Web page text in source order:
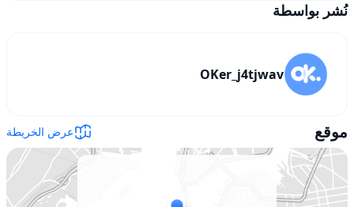
نُشر بواسطة
OKer_j4tjwav
موقع عرض الخريطة